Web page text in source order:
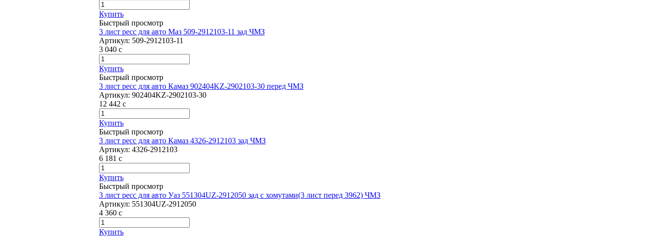
Купить
Быстрый просмотр
3 лист ресс для авто Маз 509-2912103-11 зад ЧМЗ
Артикул: 509-2912103-11
3 040 c
Купить
Быстрый просмотр
3 лист ресс для авто Камаз 902404KZ-2902103-30 перед ЧМЗ
Артикул: 902404KZ-2902103-30
12 442 c
Купить
Быстрый просмотр
3 лист ресс для авто Камаз 4326-2912103 зад ЧМЗ
Артикул: 4326-2912103
6 181 c
Купить
Быстрый просмотр
3 лист ресс для авто Уаз 551304UZ-2912050 зад с хомутами(3 лист перед 3962) ЧМЗ
Артикул: 551304UZ-2912050
4 360 c
Купить